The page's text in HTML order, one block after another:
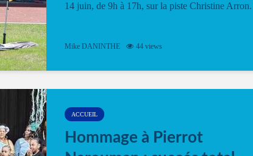
14 juin, de 9h à 17h, sur la piste Christine Arron.
Mike DANINTHE 44 views
ACCUEIL
Hommage à Pierrot